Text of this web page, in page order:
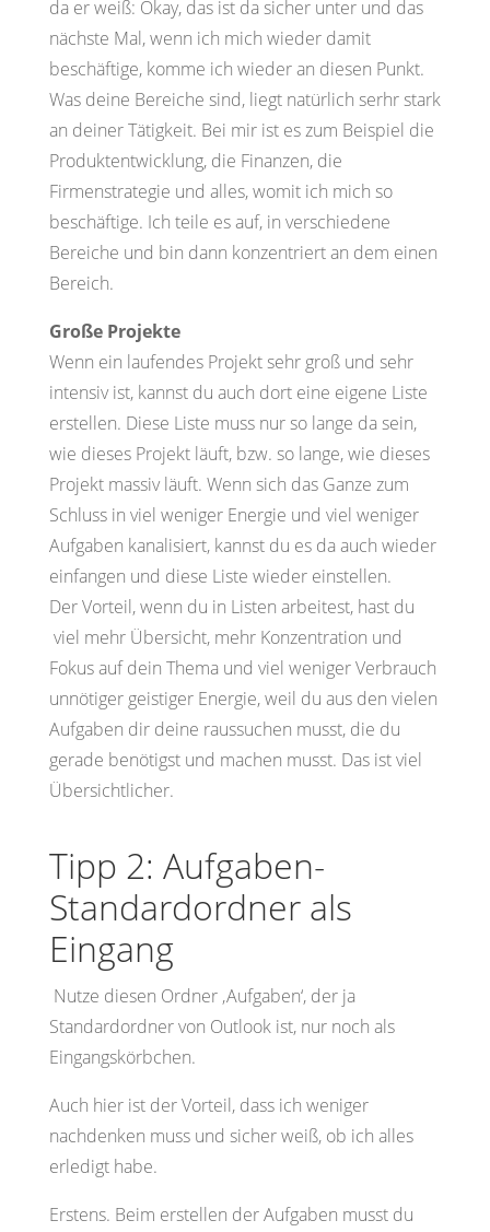
da er weiß: Okay, das ist da sicher unter und das
nächste Mal, wenn ich mich wieder damit
beschäftige, komme ich wieder an diesen Punkt.
Was deine Bereiche sind, liegt natürlich serhr stark
an deiner Tätigkeit. Bei mir ist es zum Beispiel die
Produktentwicklung, die Finanzen, die
Firmenstrategie und alles, womit ich mich so
beschäftige. Ich teile es auf, in verschiedene
Bereiche und bin dann konzentriert an dem einen
Bereich.
Große Projekte
Wenn ein laufendes Projekt sehr groß und sehr
intensiv ist, kannst du auch dort eine eigene Liste
erstellen. Diese Liste muss nur so lange da sein,
wie dieses Projekt läuft, bzw. so lange, wie dieses
Projekt massiv läuft. Wenn sich das Ganze zum
Schluss in viel weniger Energie und viel weniger
Aufgaben kanalisiert, kannst du es da auch wieder
einfangen und diese Liste wieder einstellen.
Der Vorteil, wenn du in Listen arbeitest, hast du
viel mehr Übersicht, mehr Konzentration und
Fokus auf dein Thema und viel weniger Verbrauch
unnötiger geistiger Energie, weil du aus den vielen
Aufgaben dir deine raussuchen musst, die du
gerade benötigst und machen musst. Das ist viel
Übersichtlicher.
Tipp 2: Aufgaben-
Standardordner als
Eingang
Nutze diesen Ordner ‚Aufgaben‘, der ja
Standardordner von Outlook ist, nur noch als
Eingangskörbchen.
Auch hier ist der Vorteil, dass ich weniger
nachdenken muss und sicher weiß, ob ich alles
erledigt habe.
Erstens. Beim erstellen der Aufgaben musst du